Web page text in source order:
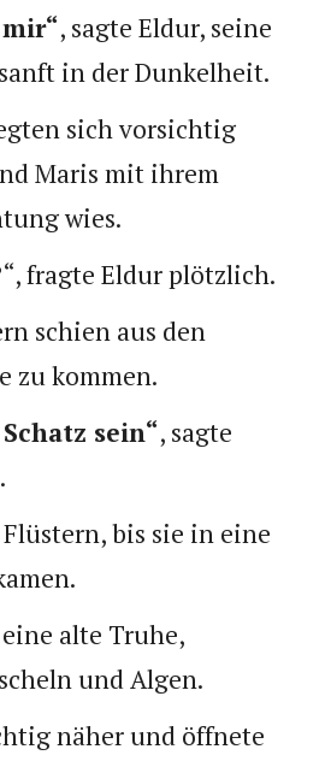
, sagte Eldur, seine
in der Dunkelheit.
sich vorsichtig
Maris mit ihrem
wies.
“, fragte Eldur plötzlich.
schien aus den
zu kommen.
sein“, sagte
bis sie in eine
alte Truhe,
und Algen.
näher und öffnete